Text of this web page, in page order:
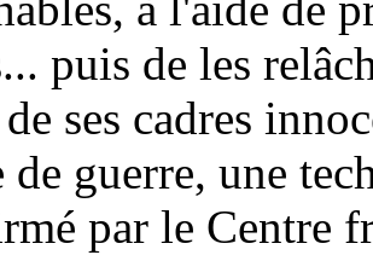
puis de les
ses cadres
de guerre, une
par le Centre